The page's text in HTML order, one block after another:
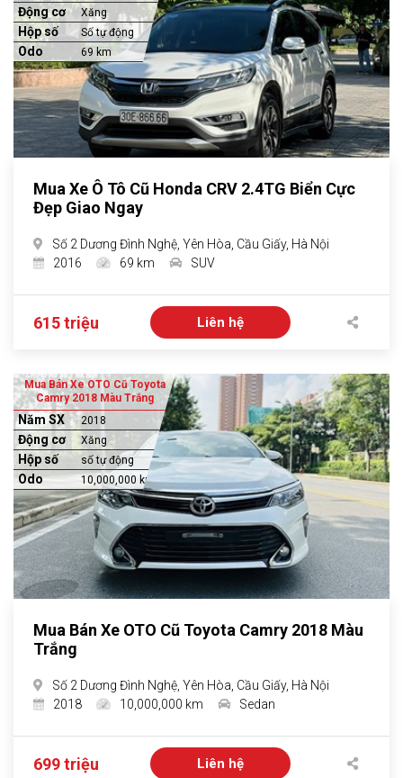
Động cơ Xăng
Hộp số Số tự động
Odo 69 km
Mua Xe Ô Tô Cũ Honda CRV 2.4TG Biển Cực
Đẹp Giao Ngay
Số 2 Dương Đình Nghệ, Yên Hòa, Cầu Giấy, Hà Nội
2016
69 km SUV
615 triệu Liên hệ
Mua Bán Xe OTO Cũ Toyota
Camry 2018 Màu Trắng
Năm SX 2018
Động cơ Xăng
Hộp số số tự động
Odo 10,000,000 km
Mua Bán Xe OTO Cũ Toyota Camry 2018 Màu
Trắng
Số 2 Dương Đình Nghệ, Yên Hòa, Cầu Giấy, Hà Nội
2018
10,000,000 km Sedan
699 triệu Liên hệ